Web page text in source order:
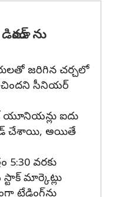
ను
జరిగిన చర్చలో
సీనియర్
ఐదు
చేశాయి, అయితే
వరకు
మార్కెట్లు